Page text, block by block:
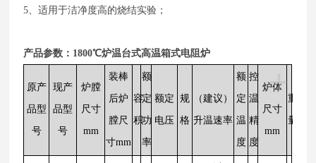
5、适用于洁净度高的烧结实验；
产品参数： 1800℃炉温台式高温箱式电阻炉
+
原产
品型
号
现产
品型
号
炉膛
尺寸
mm
装棒
后炉
膛尺
寸mm
容
积
额
定
功
率
额定
电压
规
格
（建议）
升温速率
额
定
温
度
控
温
精
度
炉体
尺寸
mm
重
量